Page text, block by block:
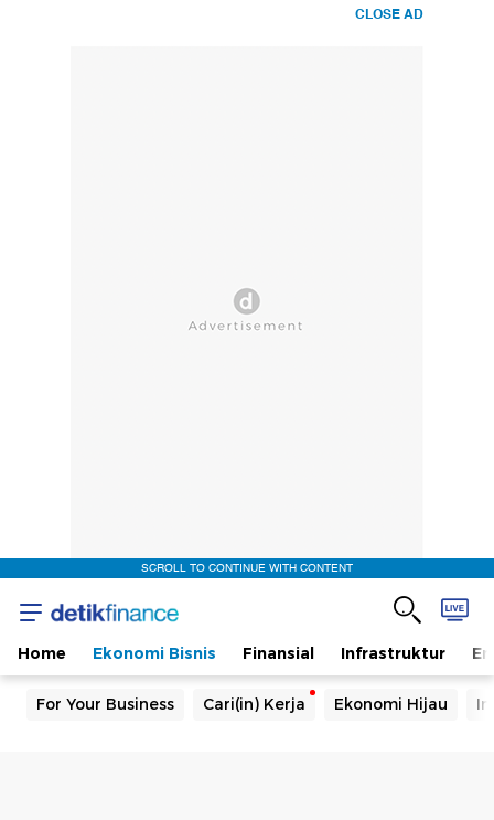
CLOSE AD
SCROLL TO CONTINUE WITH CONTENT
Home Ekonomi Bisnis Finansial Infrastruktur
For Your Business Cari(in) Kerja Ekonomi Hijau